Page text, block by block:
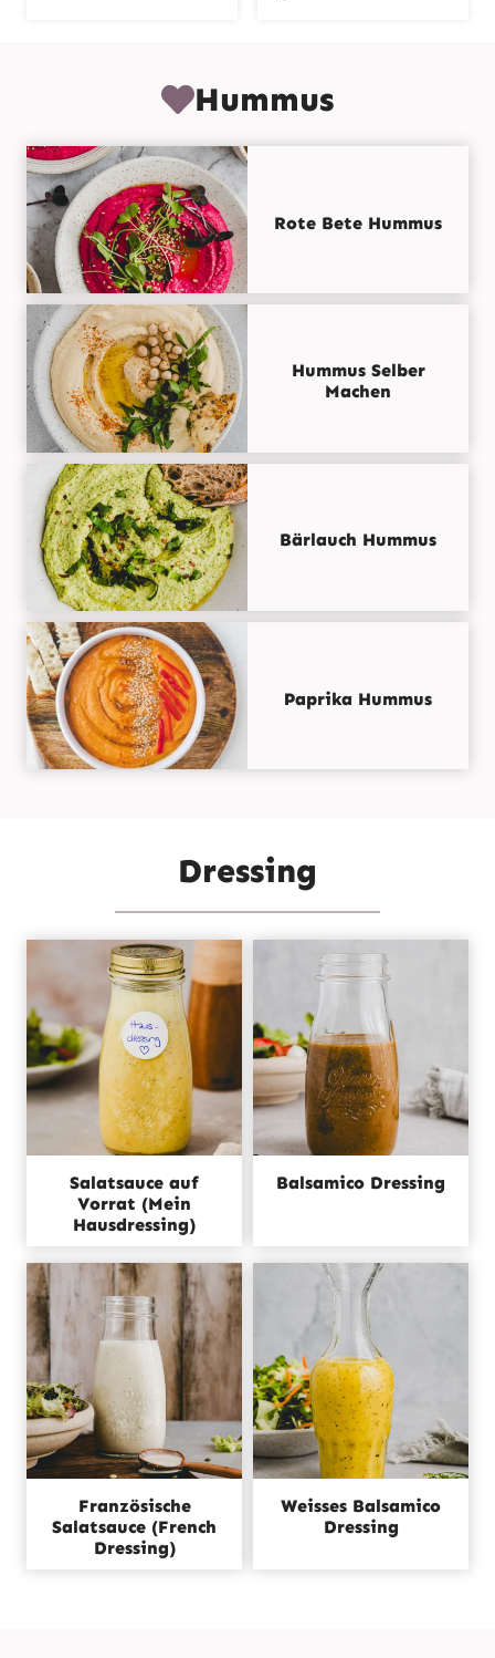
Hummus
Rote Bete Hummus
Hummus Selber
Machen
Bärlauch Hummus
Paprika Hummus
Dressing
Salatsauce auf
Vorrat (Mein
Hausdressing)
Balsamico Dressing
Französische
Salatsauce (French
Dressing)
Weisses Balsamico
Dressing